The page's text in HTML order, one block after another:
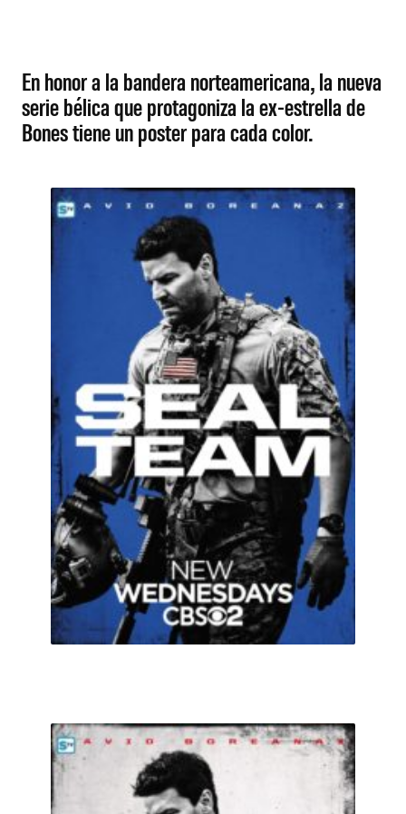
En honor a la bandera norteamericana, la nueva
serie bélica que protagoniza la ex-estrella de
Bones tiene un poster para cada color.